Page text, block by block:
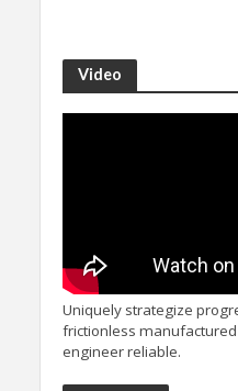
Video
Uniquely strategize
frictionless
engineer reliable.